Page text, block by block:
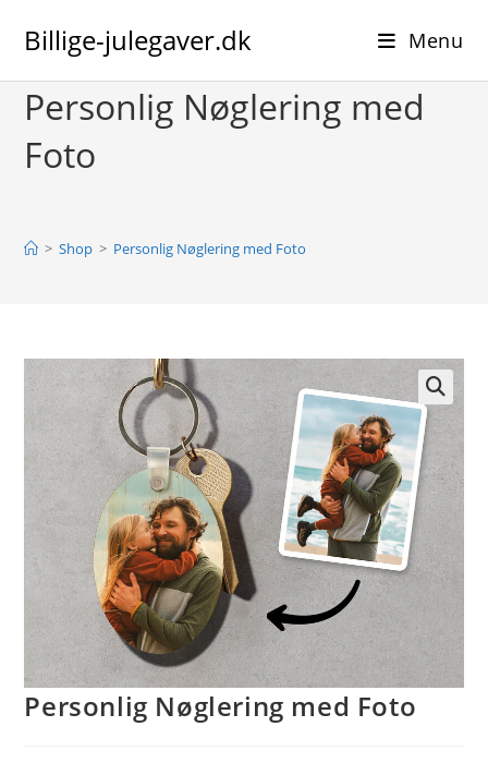
Billige-julegaver.dk Menu
Personlig Nøglering med
Foto
> Shop > Personlig Nøglering med Foto
🔍
Personlig Nøglering med Foto